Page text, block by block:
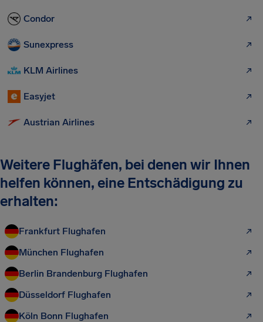
Condor
Sunexpress
KLM Airlines
Easyjet
Austrian Airlines
Weitere Flughäfen, bei denen wir Ihnen
helfen können, eine Entschädigung zu
erhalten:
Frankfurt Flughafen
München Flughafen
Berlin Brandenburg Flughafen
Düsseldorf Flughafen
Köln Bonn Flughafen